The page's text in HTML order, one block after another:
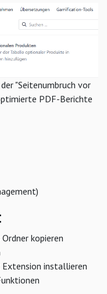
"Seitenumbruch vor
PDF-Berichte
kopieren
Extension installieren